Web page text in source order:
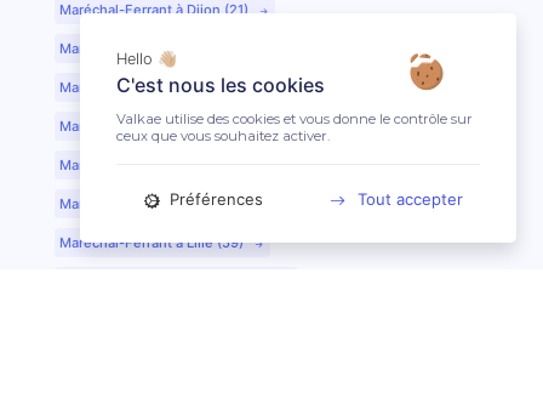
Maréchal-Ferrant à Dijon (21)
Maréchal-Ferrant à Evreux (27)
Maréchal-Ferrant à Fontainebleau (77)
Maréchal-Ferrant à Grenoble (38)
Maréchal-Ferrant à Guéret (23)
Maréchal-Ferrant au Mans (72)
Maréchal-Ferrant à Lille (59)
Hello 👋🏼
C'est nous les cookies
Valkae utilise des cookies et vous donne le contrôle sur
ceux que vous souhaitez activer.
Préférences Tout accepter